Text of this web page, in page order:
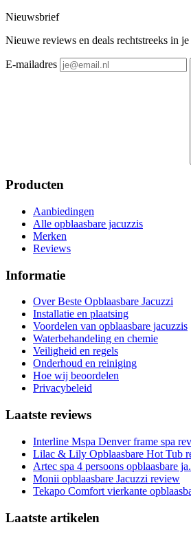
Nieuwsbrief
Nieuwe reviews en deals rechtstreeks in
E-mailadres
Producten
Aanbiedingen
Alle opblaasbare jacuzzis
Merken
Reviews
Informatie
Over Beste Opblaasbare Jacuzzi
Installatie en plaatsing
Voordelen van opblaasbare jacuzzis
Waterbehandeling en chemie
Veiligheid en regels
Onderhoud en reiniging
Hoe wij beoordelen
Privacybeleid
Laatste reviews
Interline Mspa Denver frame spa
Lilac & Lily Opblaasbare Hot Tub
Artec spa 4 persoons opblaasbare
Monii opblaasbare Jacuzzi review
Tekapo Comfort vierkante
Laatste artikelen